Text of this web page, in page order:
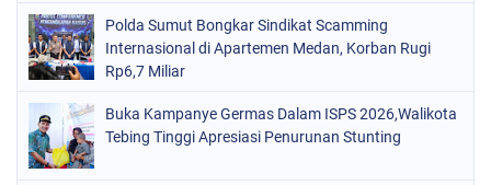
Polda Sumut Bongkar Sindikat Scamming
Internasional di Apartemen Medan, Korban Rugi
Rp6,7 Miliar
Buka Kampanye Germas Dalam ISPS 2026,Walikota
Tebing Tinggi Apresiasi Penurunan Stunting